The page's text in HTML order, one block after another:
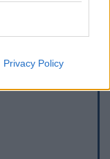
Privacy Policy